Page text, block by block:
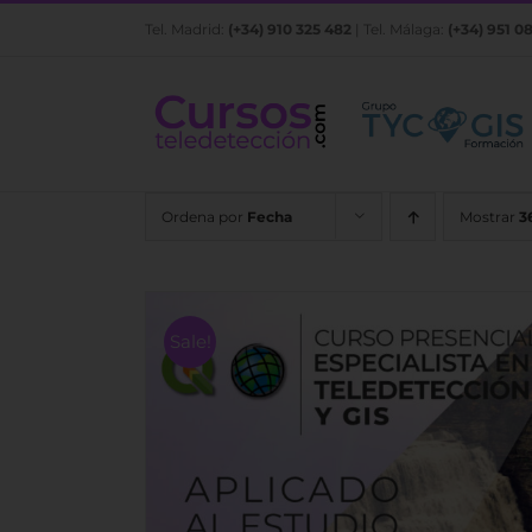
Saltar
Tel. Madrid: (+34) 910 325 482 | Tel. Málaga: (+34) 951
Ordena por Fecha Mostrar
Sale!